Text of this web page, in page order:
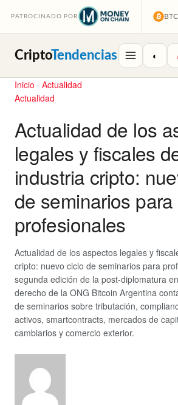
PATROCINADO POR BTC
CriptoTendencias ◐
Inicio · Actualidad
Actualidad
Actualidad de los
legales y fiscales
industria cripto:
de seminarios para
profesionales
Actualidad de los aspectos legales y
cripto: nuevo ciclo de seminarios para
segunda edición de la post-diplomatura
derecho de la ONG Bitcoin Argentina
de seminarios sobre tributación,
activos, smartcontracts, mercados de
cambiarios y comercio exterior.